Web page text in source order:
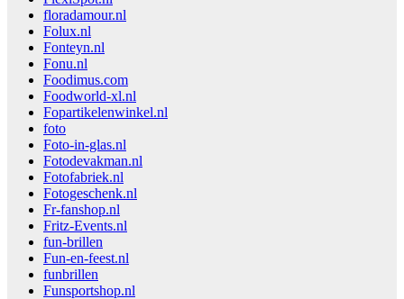
floradamour.nl
Folux.nl
Fonteyn.nl
Fonu.nl
Foodimus.com
Foodworld-xl.nl
Fopartikelenwinkel.nl
foto
Foto-in-glas.nl
Fotodevakman.nl
Fotofabriek.nl
Fotogeschenk.nl
Fr-fanshop.nl
Fritz-Events.nl
fun-brillen
Fun-en-feest.nl
funbrillen
Funsportshop.nl